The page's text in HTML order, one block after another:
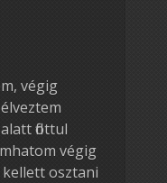
végig
flottul
végig
kellett osztani